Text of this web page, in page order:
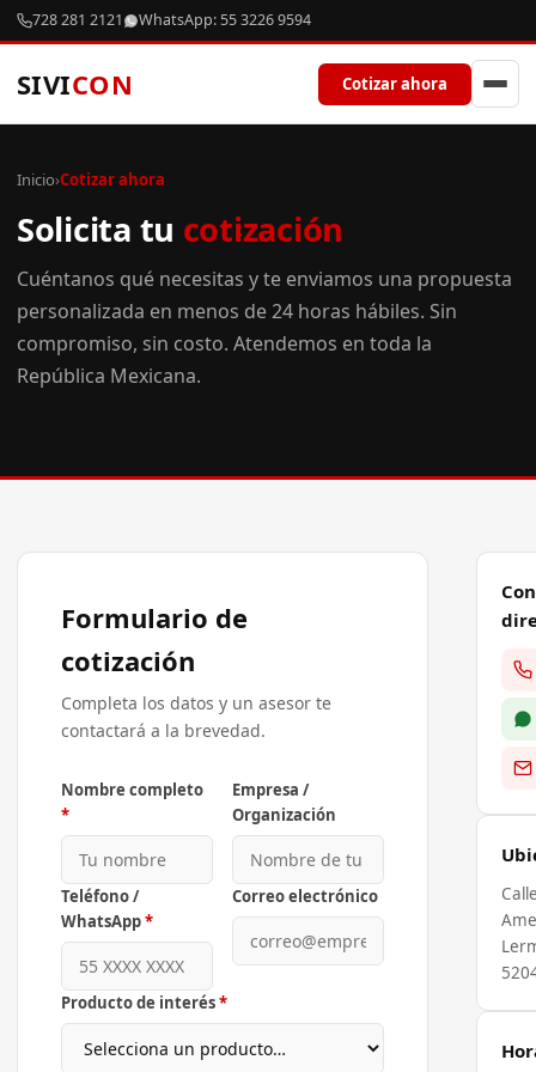
728 281 2121 WhatsApp: 55 3226 9594
SIVICON Cotizar ahora
Inicio›Cotizar ahora
Solicita tu cotización
Cuéntanos qué necesitas y te enviamos una propuesta
personalizada en menos de 24 horas hábiles. Sin
compromiso, sin costo. Atendemos en toda la
República Mexicana.
Formulario de
cotización
Completa los datos y un asesor te
contactará a la brevedad.
Nombre completo
*
Empresa /
Organización
Teléfono /
WhatsApp*
Correo electrónico
Producto de interés*